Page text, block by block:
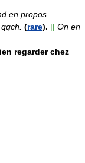
en propos
(rare). || On en
regarder chez